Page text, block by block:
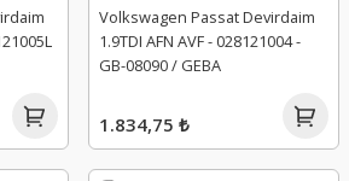
Volkswagen Passat Devirdaim
1.9TDI AFN AVF - 028121004 -
GB-08090 / GEBA
1.834,75 ₺